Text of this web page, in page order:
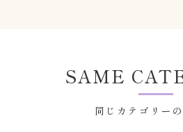
同じカテゴリー
SAME